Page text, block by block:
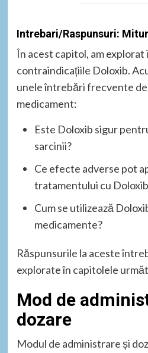
Intrebari/Raspunsuri:
În acest capitol, am explorat
contraindicațiile Doloxib.
unele întrebări frecvente
medicament:
Este Doloxib sigur
sarcinii?
Ce efecte adverse pot
tratamentului cu
Cum se utilizează
medicamente?
Răspunsurile la aceste
explorate în capitolele
Mod de
dozare
Modul de administrare și